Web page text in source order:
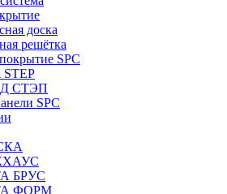
доска
решётка
SPC
СТЭП
SPC
БРУС
ФОРМ